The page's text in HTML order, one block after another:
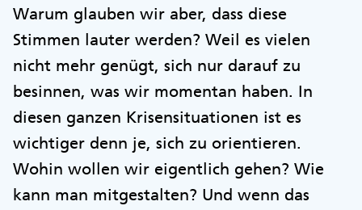
Warum glauben wir aber, dass diese
Stimmen lauter werden? Weil es vielen
nicht mehr genügt, sich nur darauf zu
besinnen, was wir momentan haben. In
diesen ganzen Krisensituationen ist es
wichtiger denn je, sich zu orientieren.
Wohin wollen wir eigentlich gehen? Wie
kann man mitgestalten? Und wenn das